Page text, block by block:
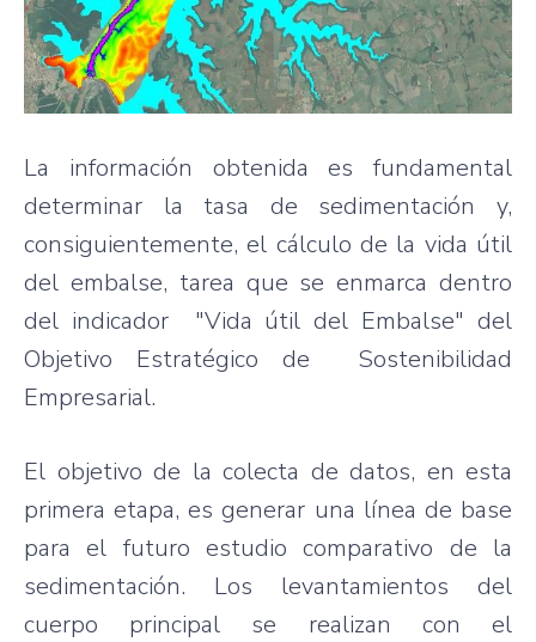
La información obtenida es fundamental
determinar la tasa de sedimentación y,
consiguientemente, el cálculo de la vida útil
del embalse, tarea que se enmarca dentro
del indicador "Vida útil del Embalse" del
Objetivo Estratégico de Sostenibilidad
Empresarial.
El objetivo de la colecta de datos, en esta
primera etapa, es generar una línea de base
para el futuro estudio comparativo de la
sedimentación. Los levantamientos del
cuerpo principal se realizan con el